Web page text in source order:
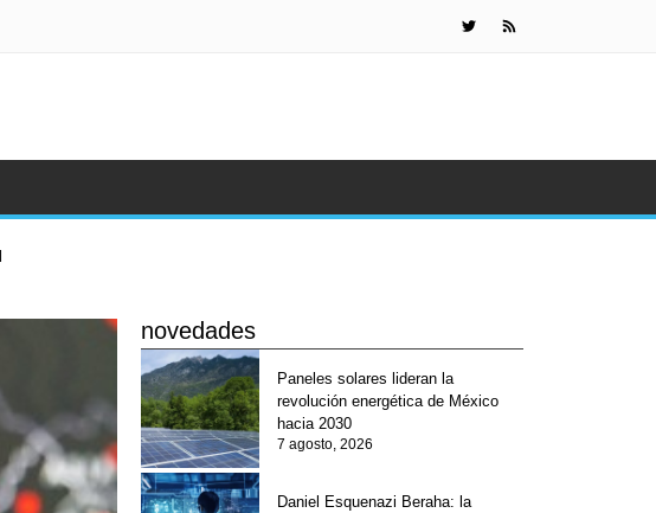
novedades
Paneles solares lideran la
revolución energética de México
hacia 2030
7 agosto, 2026
Daniel Esquenazi Beraha: la